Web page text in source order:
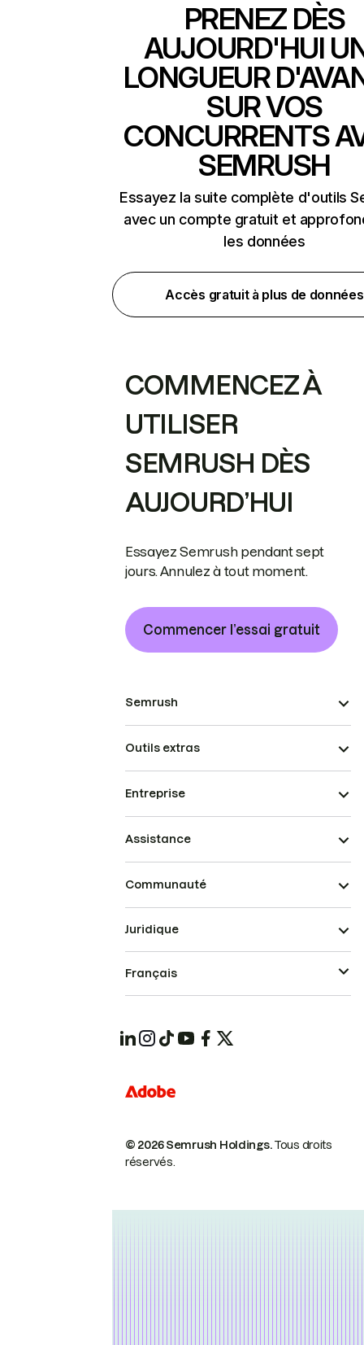
PRENEZ DÈS
AUJOURD'HUI
LONGUEUR
SUR VOS
CONCURRENTS
SEMRUSH
Essayez la suite complète d'outils
avec un compte gratuit et
les données
Accès gratuit à plus de données
COMMENCEZ À
UTILISER
SEMRUSH DÈS
AUJOURD’HUI
Essayez Semrush pendant sept
jours. Annulez à tout moment.
Commencer l’essai gratuit
Semrush
Outils extras
Entreprise
Assistance
Communauté
© 2026 Semrush Holdings.Tous droits
réservés.
Juridique
Français